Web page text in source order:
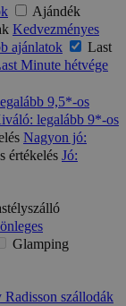
Ajándék
Kedvezményes
ajánlatok
Last
Minute hétvége
9,5*-os
legalább 9*-os
Nagyon jó:
értékelés Jó:
Glamping
szállodák